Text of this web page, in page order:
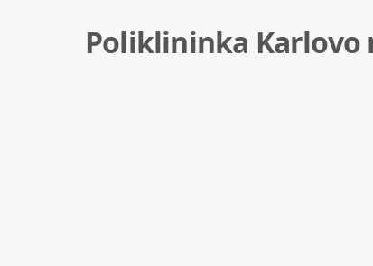
Poliklininka